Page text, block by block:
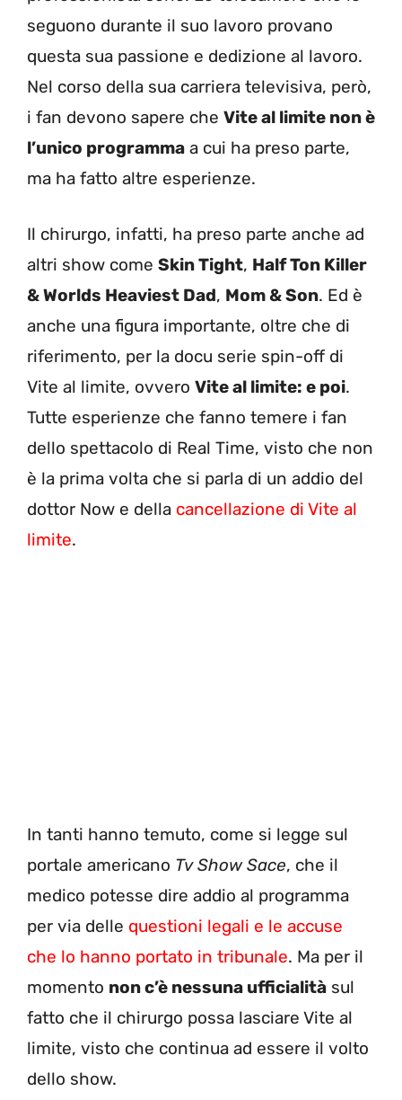
seguono durante il suo lavoro provano
questa sua passione e dedizione al lavoro.
Nel corso della sua carriera televisiva, però,
i fan devono sapere che Vite al limite non è
l’unico programma a cui ha preso parte,
ma ha fatto altre esperienze.
Il chirurgo, infatti, ha preso parte anche ad
altri show come Skin Tight, Half Ton Killer
& Worlds Heaviest Dad, Mom & Son. Ed è
anche una figura importante, oltre che di
riferimento, per la docu serie spin-off di
Vite al limite, ovvero Vite al limite: e poi.
Tutte esperienze che fanno temere i fan
dello spettacolo di Real Time, visto che non
è la prima volta che si parla di un addio del
dottor Now e della cancellazione di Vite al
limite.
In tanti hanno temuto, come si legge sul
portale americano Tv Show Sace, che il
medico potesse dire addio al programma
per via delle questioni legali e le accuse
che lo hanno portato in tribunale. Ma per il
momento non c’è nessuna ufficialità sul
fatto che il chirurgo possa lasciare Vite al
limite, visto che continua ad essere il volto
dello show.